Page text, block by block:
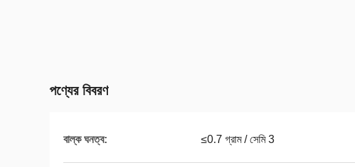
পণ্যের বিবরণ
বাল্ক ঘনত্ব: ≤0.7 গ্রাম / সেমি 3